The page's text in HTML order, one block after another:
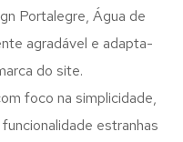
Portalegre, Água de
agradável e adapta-
do site.
foco na simplicidade,
estranhas